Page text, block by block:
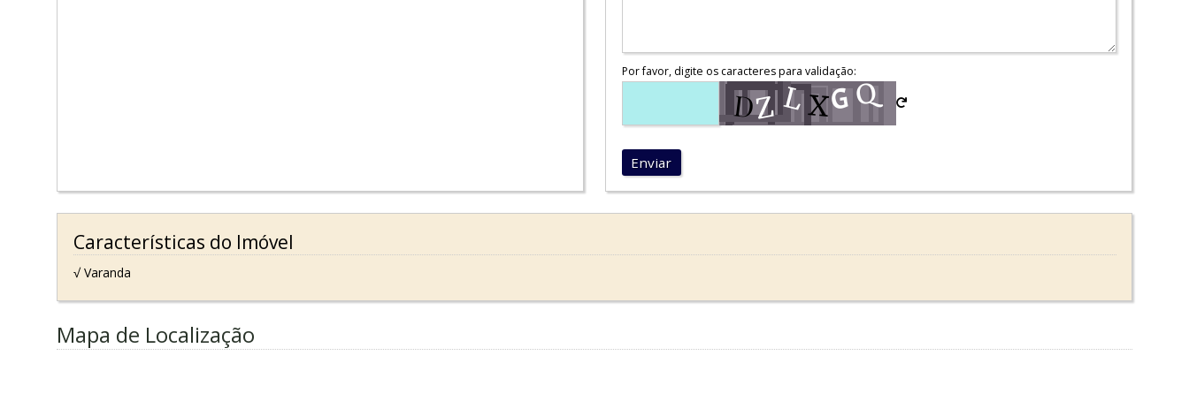
Por favor, digite os caracteres para validação:
Enviar
Características do Imóvel
√ Varanda
Mapa de Localização